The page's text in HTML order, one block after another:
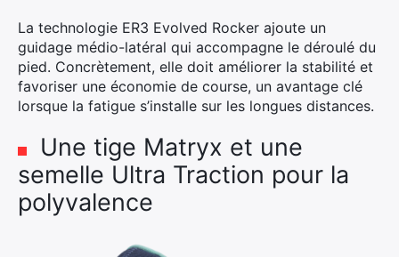
La technologie ER3 Evolved Rocker ajoute un
guidage médio-latéral qui accompagne le déroulé du
pied. Concrètement, elle doit améliorer la stabilité et
favoriser une économie de course, un avantage clé
lorsque la fatigue s’installe sur les longues distances.
Une tige Matryx et une
semelle Ultra Traction pour la
polyvalence